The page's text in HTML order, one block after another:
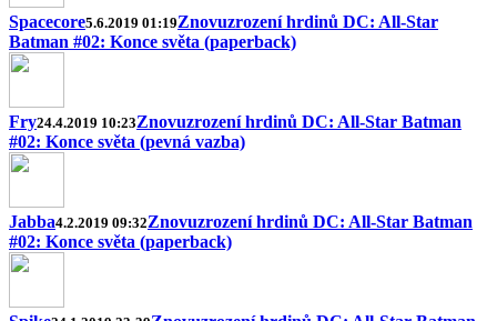
Spacecore5.6.2019 01:19Znovuzrození hrdinů DC: All-Star
Batman #02: Konce světa (paperback)
Fry24.4.2019 10:23Znovuzrození hrdinů DC: All-Star Batman
#02: Konce světa (pevná vazba)
Jabba4.2.2019 09:32Znovuzrození hrdinů DC: All-Star Batman
#02: Konce světa (paperback)